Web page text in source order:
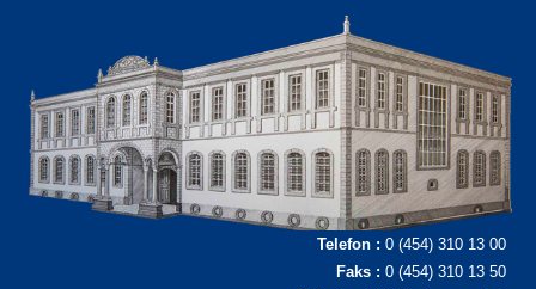
Telefon : 0 (454) 310 13 00
Faks : 0 (454) 310 13 50